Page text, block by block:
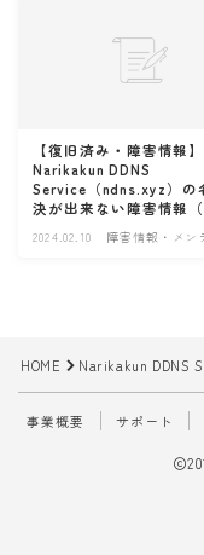
【復旧済み・障害情報】
Narikakun DDNS
Service（ndns.xyz）の
決が出来ない障害情報
2024.02.10
障害情報・メン
HOME Narikakun DDNS
事業概要 サポート